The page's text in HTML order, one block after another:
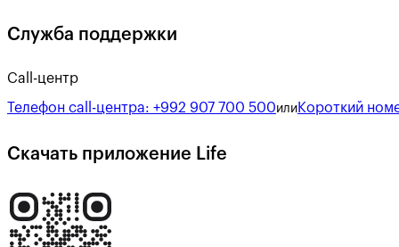
Служба поддержки
Call-центр
Телефон call-центра: +992 907 700 500или Короткий
Скачать приложение Life